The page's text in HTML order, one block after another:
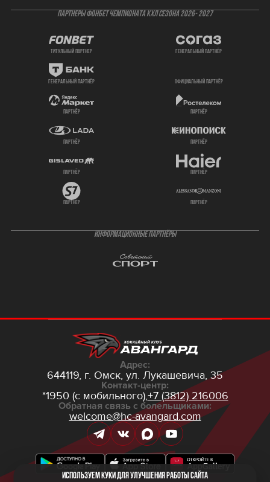
ПАРТНЕРЫ ФОНБЕТ ЧЕМПИОНАТА КХЛ СЕЗОНА 2026- 2027
титульный партнер генеральный партнёр
генеральный партнёр официальный партнёр
партнёр партнёр
партнёр партнёр
партнёр партнёр
партнёр партнёр
ИНФОРМАЦИОННЫЕ ПАРТНЁРЫ
Адрес:
644119, г. Омск, ул. Лукашевича, 35
Контакт-центр:
*1950 (с мобильного),+7 (3812) 216006
Обратная связь с болельщиками:
welcome@hc-avangard.com
Используем куки для улучшения работы сайта